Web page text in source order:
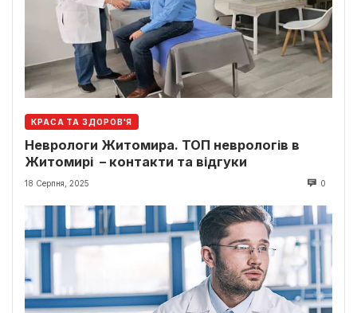
КРАСА ТА ЗДОРОВ'Я
Неврологи Житомира. ТОП неврологів в
Житомирі – контакти та відгуки
18 Серпня, 2025 0